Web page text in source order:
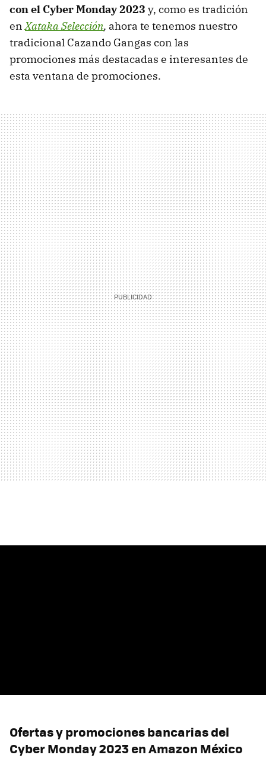
con el Cyber Monday 2023 y, como es tradición
enXataka Selección, ahora te tenemos nuestro
tradicional Cazando Gangas con las
promociones más destacadas e interesantes de
esta ventana de promociones.
Ofertas y promociones bancarias del
Cyber Monday 2023 en Amazon México